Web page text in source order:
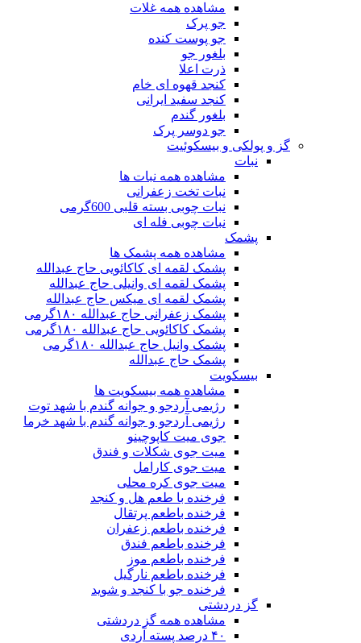
مشاهده همه غلات
جو پرک
جو پوست کنده
بلغور جو
ذرت اعلا
کنجد قهوه ای خام
کنجد سفید ایرانی
بلغور گندم
جو دوسر پرک
گز و پولکی و بیسکوئیت
نبات
مشاهده همه نبات ها
نبات تخت زعفرانی
نبات چوبی بسته قلبی 600گرمی
نبات چوبی فله ای
پشمک
مشاهده همه پشمک ها
پشمک لقمه ای کاکائویی حاج عبدالله
پشمک لقمه ای وانیلی حاج عبدالله
پشمک لقمه ای میکس حاج عبدالله
پشمک زعفرانی حاج عبدالله ۱۸۰گرمی
پشمک کاکائویی حاج عبدالله ۱۸۰گرمی
پشمک وانیل حاج عبدالله ۱۸۰گرمی
پشمک حاج عبدالله
بیسکویت
مشاهده همه بیسکویت ها
رژیمی آردجو و جوانه گندم با شهد توت
رژیمی آردجو و جوانه گندم با شهد خرما
جوی میت کاپوچینو
میت جوی شکلات و فندق
میت جوی کارامل
میت جوی کره محلی
فرخنده با طعم هل و کنجد
فرخنده باطعم پرتقال
فرخنده باطعم زعفران
فرخنده باطعم فندق
فرخنده باطعم موز
فرخنده باطعم نارگیل
فرخنده جو با کنجد و شوید
گز دردشتی
مشاهده همه گز دردشتی
۴۰ درصد پسته آردی